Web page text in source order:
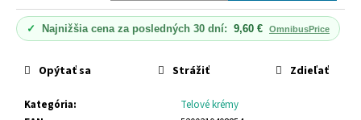
cena:
✓ Najnižšia cena za posledných 30 dní: 9,60 € OmnibusPrice
Kategória:
Telové krémy
Opýtať sa Strážiť Zdieľať
O
d
o
ú